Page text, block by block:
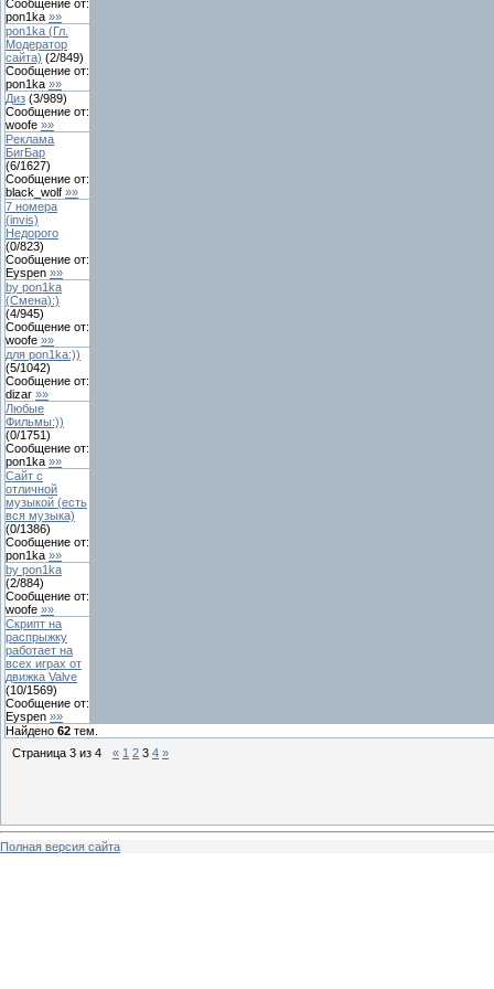
Сообщение от:
pon1ka »»
pon1ka (Гл.
Модератор
сайта) (2/849)
Сообщение от:
pon1ka »»
Диз (3/989)
Сообщение от:
woofe »»
Реклама
БигБар
(6/1627)
Сообщение от:
black_wolf »»
7 номера
(invis)
Недорого
(0/823)
Сообщение от:
Eyspen »»
by pon1ka
(Смена):)
(4/945)
Сообщение от:
woofe »»
для pon1ka:))
(5/1042)
Сообщение от:
dizar »»
Любые
Фильмы:))
(0/1751)
Сообщение от:
pon1ka »»
Сайт с
отличной
музыкой (есть
вся музыка)
(0/1386)
Сообщение от:
pon1ka »»
by pon1ka
(2/884)
Сообщение от:
woofe »»
Скрипт на
распрыжку
работает на
всех играх от
движка Valve
(10/1569)
Сообщение от:
Eyspen »»
Найдено 62 тем.
Страница 3 из 4 « 1 2 3 4 »
Полная версия сайта